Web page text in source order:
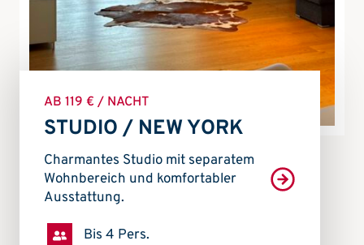
AB 119 € / NACHT
STUDIO / NEW YORK
Charmantes Studio mit separatem
Wohnbereich und komfortabler
Ausstattung.
Bis 4 Pers.